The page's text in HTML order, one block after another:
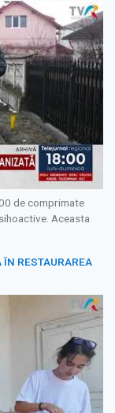
de comprimate
Aceasta
ÎN RESTAURAREA